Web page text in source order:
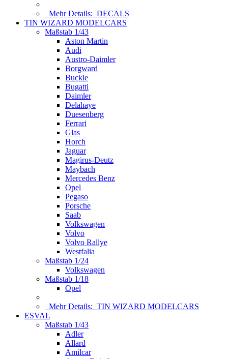
Mehr Details: DECALS
TIN WIZARD MODELCARS
Maßstab 1/43
Aston Martin
Audi
Austro-Daimler
Borgward
Buckle
Bugatti
Daimler
Delahaye
Duesenberg
Ferrari
Glas
Horch
Jaguar
Magirus-Deutz
Maybach
Mercedes Benz
Opel
Pegaso
Porsche
Saab
Volkswagen
Volvo
Volvo Rallye
Westfalia
Maßstab 1/24
Volkswagen
Maßstab 1/18
Opel
Mehr Details: TIN WIZARD MODELCARS
ESVAL
Maßstab 1/43
Adler
Allard
Amilcar